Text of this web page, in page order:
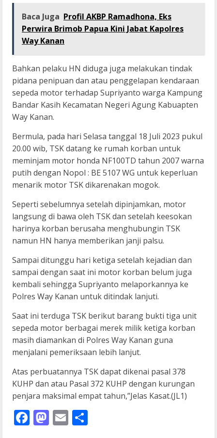
Baca Juga Profil AKBP Ramadhona, Eks
Perwira Brimob Papua Kini Jabat Kapolres
Way Kanan
Bahkan pelaku HN diduga juga melakukan tindak
pidana penipuan dan atau penggelapan kendaraan
sepeda motor terhadap Supriyanto warga Kampung
Bandar Kasih Kecamatan Negeri Agung Kabuapten
Way Kanan.
Bermula, pada hari Selasa tanggal 18 Juli 2023 pukul
20.00 wib, TSK datang ke rumah korban untuk
meminjam motor honda NF100TD tahun 2007 warna
putih dengan Nopol : BE 5107 WG untuk keperluan
menarik motor TSK dikarenakan mogok.
Seperti sebelumnya setelah dipinjamkan, motor
langsung di bawa oleh TSK dan setelah keesokan
harinya korban berusaha menghubungin TSK
namun HN hanya memberikan janji palsu.
Sampai ditunggu hari ketiga setelah kejadian dan
sampai dengan saat ini motor korban belum juga
kembali sehingga Supriyanto melaporkannya ke
Polres Way Kanan untuk ditindak lanjuti.
Saat ini terduga TSK berikut barang bukti tiga unit
sepeda motor berbagai merek milik ketiga korban
masih diamankan di Polres Way Kanan guna
menjalani pemeriksaan lebih lanjut.
Atas perbuatannya TSK dapat dikenai pasal 378
KUHP dan atau Pasal 372 KUHP dengan kurungan
penjara maksimal empat tahun,”Jelas Kasat.(JL1)
Facebook
Mastodon
Email